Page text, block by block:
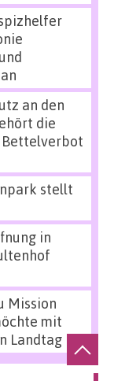
an den
die
Bettelverbot
stellt
in
Mission
mit
Landtag